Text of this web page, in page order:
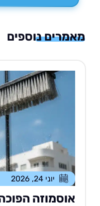
נוספים
יוני 24, 2026
הפוכה